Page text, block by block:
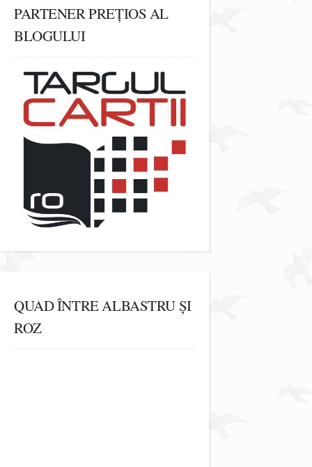
PARTENER PREȚIOS AL
BLOGULUI
QUAD ÎNTRE ALBASTRU ȘI
ROZ